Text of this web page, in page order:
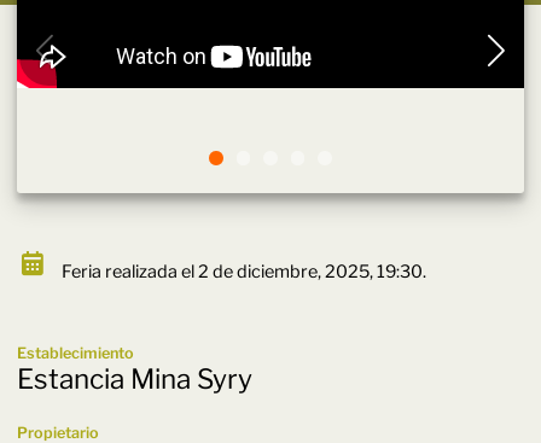
Feria realizada el 2 de diciembre, 2025, 19:30.
Establecimiento
Estancia Mina Syry
Propietario